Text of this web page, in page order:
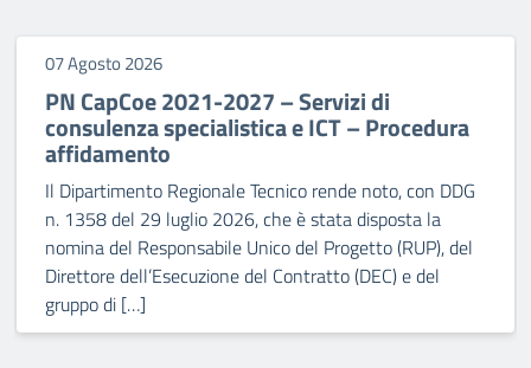
07 Agosto 2026
PN CapCoe 2021-2027 – Servizi di
consulenza specialistica e ICT – Procedura
affidamento
Il Dipartimento Regionale Tecnico rende noto, con DDG
n. 1358 del 29 luglio 2026, che è stata disposta la
nomina del Responsabile Unico del Progetto (RUP), del
Direttore dell’Esecuzione del Contratto (DEC) e del
gruppo di […]